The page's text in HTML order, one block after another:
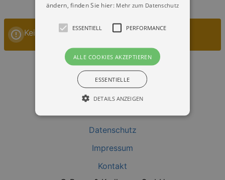
Keine Veranstaltungen
Datenschutz
Impressum
Kontakt
ändern, finden Sie hier: Mehr zum Datenschutz
ESSENTIELL PERFORMANCE
ALLE COOKIES AKZEPTIEREN
ESSENTIELLE
DETAILS ANZEIGEN
Essentielle Cookies werden für die
grundlegenden Funktionen unserer Webseite
gebraucht. Zum Beispiel für das Login in Ihren